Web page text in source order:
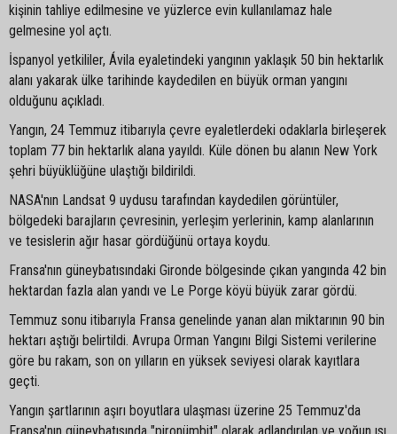
kişinin tahliye edilmesine ve yüzlerce evin kullanılamaz hale
gelmesine yol açtı.
İspanyol yetkililer, Ávila eyaletindeki yangının yaklaşık 50 bin hektarlık
alanı yakarak ülke tarihinde kaydedilen en büyük orman yangını
olduğunu açıkladı.
Yangın, 24 Temmuz itibarıyla çevre eyaletlerdeki odaklarla birleşerek
toplam 77 bin hektarlık alana yayıldı. Küle dönen bu alanın New York
şehri büyüklüğüne ulaştığı bildirildi.
NASA'nın Landsat 9 uydusu tarafından kaydedilen görüntüler,
bölgedeki barajların çevresinin, yerleşim yerlerinin, kamp alanlarının
ve tesislerin ağır hasar gördüğünü ortaya koydu.
Fransa'nın güneybatısındaki Gironde bölgesinde çıkan yangında 42 bin
hektardan fazla alan yandı ve Le Porge köyü büyük zarar gördü.
Temmuz sonu itibarıyla Fransa genelinde yanan alan miktarının 90 bin
hektarı aştığı belirtildi. Avrupa Orman Yangını Bilgi Sistemi verilerine
göre bu rakam, son on yılların en yüksek seviyesi olarak kayıtlara
geçti.
Yangın şartlarının aşırı boyutlara ulaşması üzerine 25 Temmuz'da